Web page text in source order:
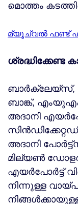
മൊത്തം
മ്യൂച്വൽ ഫണ്ട്
ശ്രദ്ധിക്കേണ്ട
ബാര്‍ക്ലേയ്സ്,
ബാങ്ക്,
അദാനി
അദാനി
മില്യണ്‍ ഡോളര്‍
എയര്‍പോര്‍ട്ട്
നിന്നുള്ള